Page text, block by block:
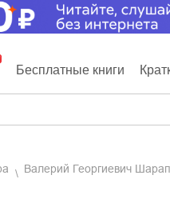
Бесплатные книги
Валерий Георгиевич